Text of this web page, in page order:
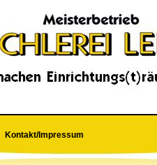
Kontakt/Impressum